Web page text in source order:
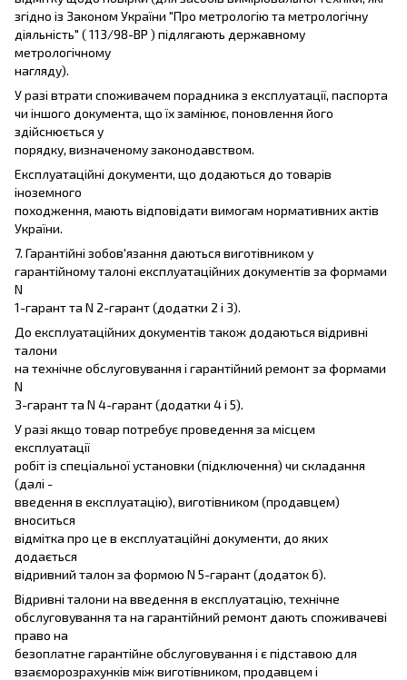
згідно із Законом України "Про метрологію та метрологічну
діяльність" ( 113/98-ВР ) підлягають державному
метрологічному
нагляду).
У разі втрати споживачем порадника з експлуатації, паспорта
чи іншого документа, що їх замінює, поновлення його
здійснюється у
порядку, визначеному законодавством.
Експлуатаційні документи, що додаються до товарів
іноземного
походження, мають відповідати вимогам нормативних актів
України.
7. Гарантійні зобов'язання даються виготівником у
гарантійному талоні експлуатаційних документів за формами
N
1-гарант та N 2-гарант (додатки 2 і 3).
До експлуатаційних документів також додаються відривні
талони
на технічне обслуговування і гарантійний ремонт за формами
N
3-гарант та N 4-гарант (додатки 4 і 5).
У разі якщо товар потребує проведення за місцем
експлуатації
робіт із спеціальної установки (підключення) чи складання
(далі -
введення в експлуатацію), виготівником (продавцем)
вноситься
відмітка про це в експлуатаційні документи, до яких
додається
відривний талон за формою N 5-гарант (додаток 6).
Відривні талони на введення в експлуатацію, технічне
обслуговування та на гарантійний ремонт дають споживачеві
право на
безоплатне гарантійне обслуговування і є підставою для
взаєморозрахунків між виготівником, продавцем і